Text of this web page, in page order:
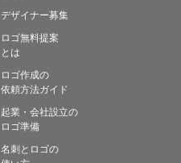
デザイナー募集
ロゴ無料提案
とは
ロゴ作成の
依頼方法ガイド
起業・会社設立の
ロゴ準備
名刺とロゴの